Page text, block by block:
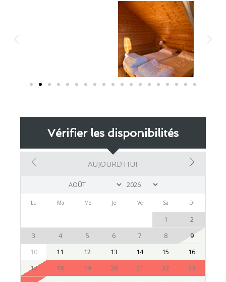
Vérifier les disponibilités
AUJOURD'HUI
Lu Ma Me Je Ve Sa Di
1
2
3
4 5 6 7 8
9
10
11 12 13 14 15
16
17
18 19 20 21 22
23